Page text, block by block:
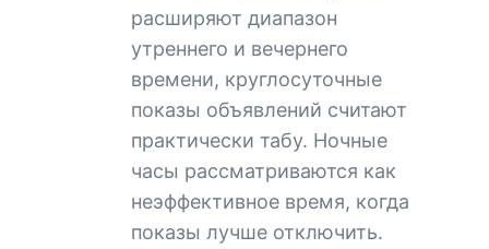
расширяют диапазон
утреннего и вечернего
времени, круглосуточные
показы объявлений считают
практически табу. Ночные
часы рассматриваются как
неэффективное время, когда
показы лучше отключить.